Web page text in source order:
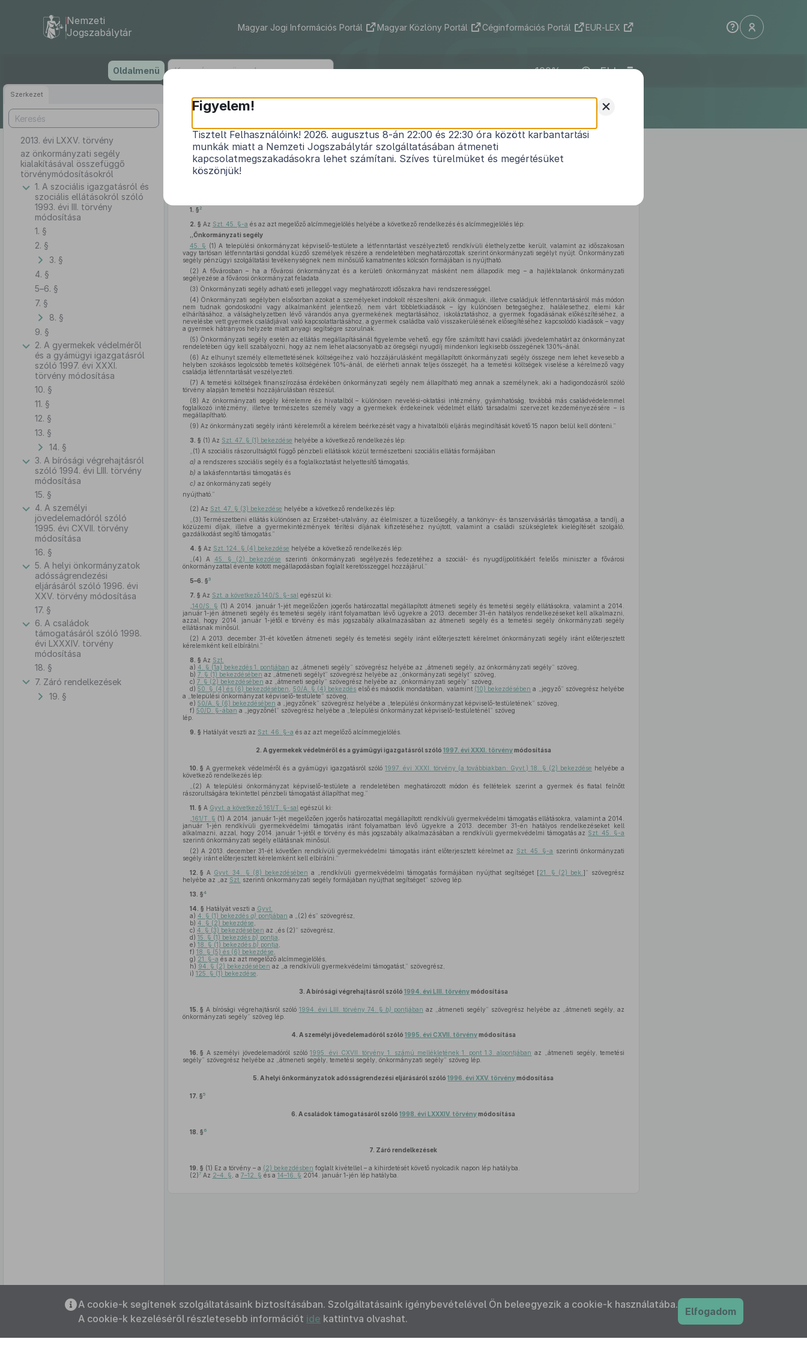
tartalomra
Nemzeti
Jogszabálytár
Magyar Jogi Információs Portál Magyar Közlöny Portál Céginformációs Portál EUR-LEX
Oldalmenü ELI
Szerkezet
2013. évi LXXV. törvény
az önkormányzati segély
kialakításával összefüggő
törvénymódosításokról
1. A szociális igazgatásról és
szociális ellátásokról szóló
1993. évi III. törvény
módosítása
1. §
2. §
3. §
4. §
5–6. §
7. §
8. §
9. §
2. A gyermekek védelméről
és a gyámügyi igazgatásról
szóló 1997. évi XXXI.
törvény módosítása
10. §
11. §
12. §
13. §
14. §
3. A bírósági végrehajtásról
szóló 1994. évi LIII. törvény
módosítása
15. §
4. A személyi
jövedelemadóról szóló
1995. évi CXVII. törvény
módosítása
16. §
5. A helyi önkormányzatok
adósságrendezési
eljárásáról szóló 1996. évi
XXV. törvény módosítása
17. §
6. A családok
támogatásáról szóló 1998.
évi LXXXIV. törvény
módosítása
18. §
7. Záró rendelkezések
19. §
Az oldalmenübe visszatéréshez
ALT + S billentyűket.
2013. évi LXXV. törvény
az önkormányzati segély kialakításával összefüggő törvénymódosításokról
Hatályos: 2014. 01. 01. – 2014. 01. 01.
1. §2
2. § Az Szt. 45. §-a és az azt megelőző alcímmegjelölés helyébe a következő rendelkezés és alcímmegjelölés lép:
„Önkormányzati segély
45. § (1) A települési önkormányzat képviselő-testülete a létfenntartást veszélyeztető rendkívüli élethelyzetbe került, valamint az időszakosan
vagy tartósan létfenntartási gonddal küzdő személyek részére a rendeletében meghatározottak szerint önkormányzati segélyt nyújt. Önkormányzati
segély pénzügyi szolgáltatási tevékenységnek nem minősülő kamatmentes kölcsön formájában is nyújtható.
(2) A fővárosban – ha a fővárosi önkormányzat és a kerületi önkormányzat másként nem állapodik meg – a hajléktalanok önkormányzati
segélyezése a fővárosi önkormányzat feladata.
(3) Önkormányzati segély adható eseti jelleggel vagy meghatározott időszakra havi rendszerességgel.
(4) Önkormányzati segélyben elsősorban azokat a személyeket indokolt részesíteni, akik önmaguk, illetve családjuk létfenntartásáról más módon
nem tudnak gondoskodni vagy alkalmanként jelentkező, nem várt többletkiadások – így különösen betegséghez, halálesethez, elemi kár
elhárításához, a válsághelyzetben lévő várandós anya gyermekének megtartásához, iskoláztatáshoz, a gyermek fogadásának előkészítéséhez, a
nevelésbe vett gyermek családjával való kapcsolattartásához, a gyermek családba való visszakerülésének elősegítéséhez kapcsolódó kiadások – vagy
a gyermek hátrányos helyzete miatt anyagi segítségre szorulnak.
(5) Önkormányzati segély esetén az ellátás megállapításánál figyelembe vehető, egy főre számított havi családi jövedelemhatárt az önkormányzat
rendeletében úgy kell szabályozni, hogy az nem lehet alacsonyabb az öregségi nyugdíj mindenkori legkisebb összegének 130%-ánál.
(6) Az elhunyt személy eltemettetésének költségeihez való hozzájárulásként megállapított önkormányzati segély összege nem lehet kevesebb a
helyben szokásos legolcsóbb temetés költségének 10%-ánál, de elérheti annak teljes összegét, ha a temetési költségek viselése a kérelmező vagy
családja létfenntartását veszélyezteti.
(7) A temetési költségek finanszírozása érdekében önkormányzati segély nem állapítható meg annak a személynek, aki a hadigondozásról szóló
törvény alapján temetési hozzájárulásban részesül.
(8) Az önkormányzati segély kérelemre és hivatalból – különösen nevelési-oktatási intézmény, gyámhatóság, továbbá más családvédelemmel
foglalkozó intézmény, illetve természetes személy vagy a gyermekek érdekeinek védelmét ellátó társadalmi szervezet kezdeményezésére – is
megállapítható.
(9) Az önkormányzati segély iránti kérelemről a kérelem beérkezését vagy a hivatalbóli eljárás megindítását követő 15 napon belül kell dönteni.”
3. § (1) Az Szt. 47. § (1) bekezdése helyébe a következő rendelkezés lép:
„(1) A szociális rászorultságtól függő pénzbeli ellátások közül természetbeni szociális ellátás formájában
a) a rendszeres szociális segély és a foglalkoztatást helyettesítő támogatás,
b) a lakásfenntartási támogatás és
c) az önkormányzati segély
nyújtható.”
(2) Az Szt. 47. § (3) bekezdése helyébe a következő rendelkezés lép:
„(3) Természetbeni ellátás különösen az Erzsébet-utalvány, az élelmiszer, a tüzelősegély, a tankönyv- és tanszervásárlás támogatása, a tandíj, a
közüzemi díjak, illetve a gyermekintézmények térítési díjának kifizetéséhez nyújtott, valamint a családi szükségletek kielégítését szolgáló,
gazdálkodást segítő támogatás.”
4. § Az Szt. 124. § (4) bekezdése helyébe a következő rendelkezés lép:
„(4) A 45. § (2) bekezdése szerinti önkormányzati segélyezés fedezetéhez a szociál- és nyugdíjpolitikáért felelős miniszter a fővárosi
önkormányzattal évente kötött megállapodásban foglalt keretösszeggel hozzájárul.”
5–6. §3
7. § Az Szt. a következő 140/S. §-sal egészül ki:
140/S. § (1) A 2014. január 1-jét megelőzően jogerős határozattal megállapított átmeneti segély és temetési segély ellátásokra, valamint a 2014.
január 1-jén átmeneti segély és temetési segély iránt folyamatban lévő ügyekre a 2013. december 31-én hatályos rendelkezéseket kell alkalmazni,
azzal, hogy 2014. január 1-jétől e törvény és más jogszabály alkalmazásában az átmeneti segély és a temetési segély önkormányzati segély
ellátásnak minősül.
(2) A 2013. december 31-ét követően átmeneti segély és temetési segély iránt előterjesztett kérelmet önkormányzati segély iránt előterjesztett
kérelemként kell elbírálni.”
8. § Az Szt.
a) 4. § (1a) bekezdés 1. pontjában az „átmeneti segély” szövegrész helyébe az „átmeneti segély, az önkormányzati segély” szöveg,
b) 7. § (1) bekezdésében az „átmeneti segélyt” szövegrész helyébe az „önkormányzati segélyt” szöveg,
c) 7. § (2) bekezdésében az „átmeneti segély” szövegrész helyébe az „önkormányzati segély” szöveg,
d) 50. § (4) és (6) bekezdésében 50/A. § (4) bekezdés első és második mondatában, valamint (10) bekezdésében a „jegyző” szövegrész helyébe
a „települési önkormányzat képviselő-testülete” szöveg,
e) 50/A. § (6) bekezdésében a „jegyzőnek” szövegrész helyébe a „települési önkormányzat képviselő-testületének” szöveg,
f) 50/D. §-ában a „jegyzőnél” szövegrész helyébe a „települési önkormányzat képviselő-testületénél” szöveg
lép.
9. § Hatályát veszti az Szt. 46. §-a és az azt megelőző alcímmegjelölés.
2. A gyermekek védelméről és a gyámügyi igazgatásról szóló 1997. évi XXXI. törvénymódosítása
10. § A gyermekek védelméről és a gyámügyi igazgatásról szóló1997. évi XXXI. törvény (a továbbiakban: Gyvt.) 18. § (2) bekezdése helyébe a
következő rendelkezés lép:
„(2) A települési önkormányzat képviselő-testülete a rendeletében meghatározott módon és feltételek szerint a gyermek és fiatal felnőtt
rászorultságára tekintettel pénzbeli támogatást állapíthat meg.”
11. § A Gyvt. a következő 161/T. §-sal egészül ki:
161/T. § (1) A 2014. január 1-jét megelőzően jogerős határozattal megállapított rendkívüli gyermekvédelmi támogatás ellátásokra, valamint a 2014.
január 1-jén rendkívüli gyermekvédelmi támogatás iránt folyamatban lévő ügyekre a 2013. december 31-én hatályos rendelkezéseket kell
alkalmazni, azzal, hogy 2014. január 1-jétől e törvény és más jogszabály alkalmazásában a rendkívüli gyermekvédelmi támogatás az Szt. 45. §-a
szerinti önkormányzati segély ellátásnak minősül.
(2) A 2013. december 31-ét követően rendkívüli gyermekvédelmi támogatás iránt előterjesztett kérelmet az Szt. 45. §-a szerinti önkormányzati
segély iránt előterjesztett kérelemként kell elbírálni.”
12. § A Gyvt. 34. § (8) bekezdésében a „rendkívüli gyermekvédelmi támogatás formájában nyújthat segítséget [21. § (2) bek. ]” szövegrész
helyébe az „az Szt. szerinti önkormányzati segély formájában nyújthat segítséget” szöveg lép.
13. §4
14. § Hatályát veszti a Gyvt.
a) 4. § (1) bekezdés a) pontjában a „(2) és” szövegrész,
b) 4. § (2) bekezdése
c) 4. § (3) bekezdésében az „és (2)” szövegrész,
d) 15. § (1) bekezdés b) pontja
e) 18. § (1) bekezdés b) pontja
f) 18. § (5) és (6) bekezdése
g) 21. §-a és az azt megelőző alcímmegjelölés,
h) 94. § (2) bekezdésében az „a rendkívüli gyermekvédelmi támogatást,” szövegrész,
i) 125. § (1) bekezdése
3. A bírósági végrehajtásról szóló 1994. évi LIII. törvénymódosítása
15. § A bírósági végrehajtásról szóló 1994. évi LIII. törvény 74. §b) pontjában az „átmeneti segély” szövegrész helyébe az „átmeneti segély, az
önkormányzati segély” szöveg lép.
4. A személyi jövedelemadóról szóló 1995. évi CXVII. törvénymódosítása
16. § A személyi jövedelemadóról szóló1995. évi CXVII. törvény 1. számú mellékletének 1. pont 1.3. alpontjában az „átmeneti segély, temetési
segély” szövegrész helyébe az „átmeneti segély, temetési segély, önkormányzati segély” szöveg lép.
5. A helyi önkormányzatok adósságrendezési eljárásáról szóló1996. évi XXV. törvénymódosítása
17. §5
6. A családok támogatásáról szóló1998. évi LXXXIV. törvénymódosítása
18. § 6
7. Záró rendelkezések
19. § (1) Ez a törvény – a (2) bekezdésben foglalt kivétellel – a kihirdetését követő nyolcadik napon lép hatályba.
(2)7Az 2–4. § , a 7–12. § és a 14–16. § 2014. január 1-jén lép hatályba.
A cookie-k segítenek szolgáltatásaink biztosításában. Szolgáltatásaink igénybevételével Ön beleegyezik a cookie-k használatába.
A cookie-k kezeléséről részletesebb információt ide kattintva olvashat.
Elfogadom
+
Figyelem!
Tisztelt Felhasználóink! 2026. augusztus 8-án 22:00 és 22:30 óra között karbantartási
munkák miatt a Nemzeti Jogszabálytár szolgáltatásában átmeneti
kapcsolatmegszakadásokra lehet számítani. Szíves türelmüket és megértésüket
köszönjük!